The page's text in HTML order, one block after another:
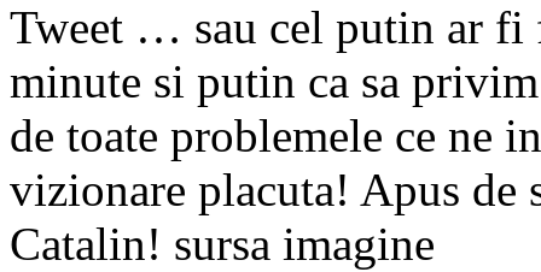
Tweet … sau cel putin ar fi
minute si putin ca sa
de toate problemele ce ne
vizionare placuta! Apus de
Catalin! sursa imagine